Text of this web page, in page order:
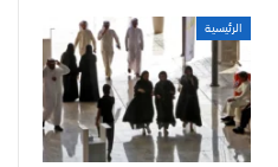
الرئيسية